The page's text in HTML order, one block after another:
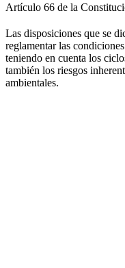
Artículo 66 de la
Las disposiciones que se
reglamentar las
teniendo en cuenta los
también los riesgos
ambientales.